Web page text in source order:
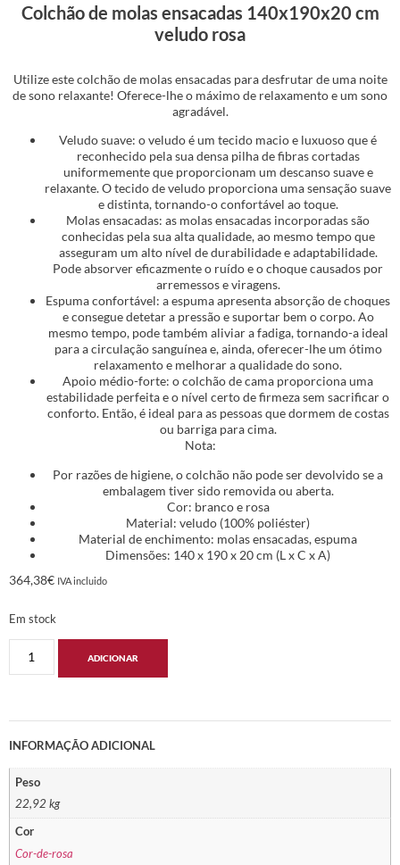
Colchão de molas ensacadas 140x190x20 cm
veludo rosa
Utilize este colchão de molas ensacadas para desfrutar de uma noite
de sono relaxante! Oferece-lhe o máximo de relaxamento e um sono
agradável.
Veludo suave: o veludo é um tecido macio e luxuoso que é
reconhecido pela sua densa pilha de fibras cortadas
uniformemente que proporcionam um descanso suave e
relaxante. O tecido de veludo proporciona uma sensação suave
e distinta, tornando-o confortável ao toque.
Molas ensacadas: as molas ensacadas incorporadas são
conhecidas pela sua alta qualidade, ao mesmo tempo que
asseguram um alto nível de durabilidade e adaptabilidade.
Pode absorver eficazmente o ruído e o choque causados por
arremessos e viragens.
Espuma confortável: a espuma apresenta absorção de choques
e consegue detetar a pressão e suportar bem o corpo. Ao
mesmo tempo, pode também aliviar a fadiga, tornando-a ideal
para a circulação sanguínea e, ainda, oferecer-lhe um ótimo
relaxamento e melhorar a qualidade do sono.
Apoio médio-forte: o colchão de cama proporciona uma
estabilidade perfeita e o nível certo de firmeza sem sacrificar o
conforto. Então, é ideal para as pessoas que dormem de costas
ou barriga para cima.
Nota:
Por razões de higiene, o colchão não pode ser devolvido se a
embalagem tiver sido removida ou aberta.
Cor: branco e rosa
Material: veludo (100% poliéster)
Material de enchimento: molas ensacadas, espuma
Dimensões: 140 x 190 x 20 cm (L x C x A)
364,38€ IVA incluido
Em stock
ADICIONAR
INFORMAÇÃO ADICIONAL
Peso
22,92 kg
Cor
Cor-de-rosa